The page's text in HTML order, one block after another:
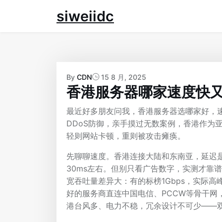
siweiidc
By CDN 15 8 月, 2025
香港服务器哪家速度快
最近好多朋友问我，香港服务器选哪家好
DDoS防御，亲手摸过无数案例，香港作为
轻则网站卡顿，重则被攻击瘫痪。
先聊聊速度。香港连接大陆和东南亚，延
30ms左右。但别只看广告数字，实测才靠
宽吞吐量差异大：有的标榜1Gbps，实际
好的服务商直连中国电信、PCCW等骨干
港台风多、电力不稳，冗余设计不可少——